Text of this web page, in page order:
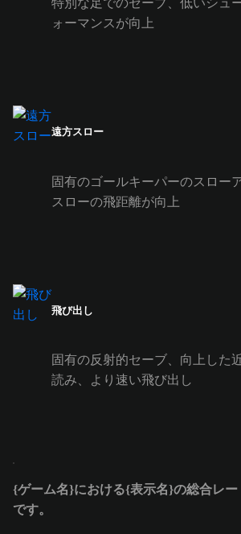
特別な足でのセーブ、低いシュ
ォーマンスが向上
遠方スロー
固有のゴールキーパーのスロー
スローの飛距離が向上
飛び出し
固有の反射的セーブ、向上した
読み、より速い飛び出し
{ゲーム名}における{表示名}の総合レ
です。